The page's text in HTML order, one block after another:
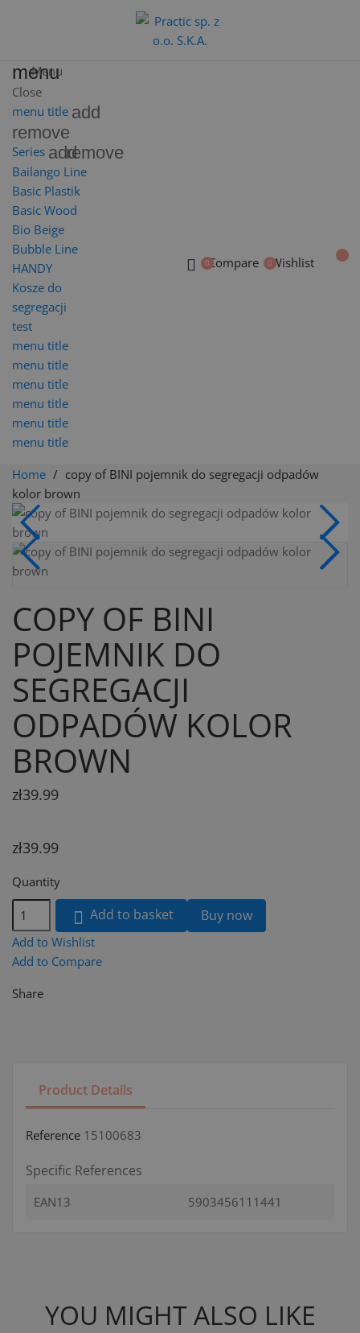
menu
Menu
Close
menu title add
remove
Series addremove
Bailango Line
Basic Plastik
Basic Wood
Bio Beige
Bubble Line
HANDY
Kosze do
segregacji
test
menu title
menu title
menu title
menu title
menu title
menu title
Compare Wishlist
Home
copy of BINI pojemnik do segregacji odpadów
kolor brown
COPY OF BINI
POJEMNIK DO
SEGREGACJI
ODPADÓW KOLOR
BROWN
zł39.99
zł39.99
Quantity
 Add to basket Buy now
Add to Wishlist
Add to Compare
Share
Product Details
Reference 15100683
Specific References
EAN13 5903456111441
YOU MIGHT ALSO LIKE